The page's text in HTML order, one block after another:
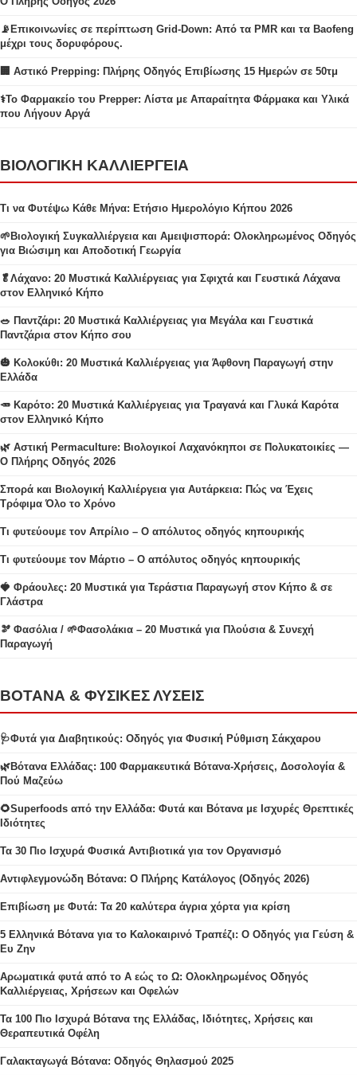
📡Επικοινωνίες σε περίπτωση Grid-Down: Από τα PMR και τα Baofeng
μέχρι τους δορυφόρους.
🏢 Αστικό Prepping: Πλήρης Οδηγός Επιβίωσης 15 Ημερών σε 50τμ
⚕️Το Φαρμακείο του Prepper: Λίστα με Απαραίτητα Φάρμακα και Υλικά
που Λήγουν Αργά
ΒΙΟΛΟΓΙΚΗ ΚΑΛΛΙΕΡΓΕΙΑ
Τι να Φυτέψω Κάθε Μήνα: Ετήσιο Ημερολόγιο Κήπου 2026
🌱Βιολογική Συγκαλλιέργεια και Αμειψισπορά: Ολοκληρωμένος Οδηγός
για Βιώσιμη και Αποδοτική Γεωργία
🥬Λάχανο: 20 Μυστικά Καλλιέργειας για Σφιχτά και Γευστικά Λάχανα
στον Ελληνικό Κήπο
🥗 Παντζάρι: 20 Μυστικά Καλλιέργειας για Μεγάλα και Γευστικά
Παντζάρια στον Κήπο σου
🎃 Κολοκύθι: 20 Μυστικά Καλλιέργειας για Άφθονη Παραγωγή στην
Ελλάδα
🥕 Καρότο: 20 Μυστικά Καλλιέργειας για Τραγανά και Γλυκά Καρότα
στον Ελληνικό Κήπο
🌿 Αστική Permaculture: Βιολογικοί Λαχανόκηποι σε Πολυκατοικίες —
Ο Πλήρης Οδηγός 2026
Σπορά και Βιολογική Καλλιέργεια για Αυτάρκεια: Πώς να Έχεις
Τρόφιμα Όλο το Χρόνο
Τι φυτεύουμε τον Απρίλιο – Ο απόλυτος οδηγός κηπουρικής
Τι φυτεύουμε τον Μάρτιο – Ο απόλυτος οδηγός κηπουρικής
🍓 Φράουλες: 20 Μυστικά για Τεράστια Παραγωγή στον Κήπο & σε
Γλάστρα
🫘 Φασόλια / 🌱Φασολάκια – 20 Μυστικά για Πλούσια & Συνεχή
Παραγωγή
ΒΟΤΑΝΑ & ΦΥΣΙΚΕΣ ΛΥΣΕΙΣ
🩺Φυτά για Διαβητικούς: Οδηγός για Φυσική Ρύθμιση Σάκχαρου
🌿Βότανα Ελλάδας: 100 Φαρμακευτικά Βότανα-Χρήσεις, Δοσολογία &
Πού Μαζεύω
🌻Superfoods από την Ελλάδα: Φυτά και Βότανα με Ισχυρές Θρεπτικές
Ιδιότητες
Τα 30 Πιο Ισχυρά Φυσικά Αντιβιοτικά για τον Οργανισμό
Αντιφλεγμονώδη Βότανα: Ο Πλήρης Κατάλογος (Οδηγός 2026)
Επιβίωση με Φυτά: Τα 20 καλύτερα άγρια χόρτα για κρίση
5 Ελληνικά Βότανα για το Καλοκαιρινό Τραπέζι: Ο Οδηγός για Γεύση &
Ευ Ζην
Αρωματικά φυτά από το Α εώς το Ω: Ολοκληρωμένος Οδηγός
Καλλιέργειας, Χρήσεων και Οφελών
Τα 100 Πιο Ισχυρά Βότανα της Ελλάδας, Ιδιότητες, Χρήσεις και
Θεραπευτικά Οφέλη
Γαλακταγωγά Βότανα: Οδηγός Θηλασμού 2025